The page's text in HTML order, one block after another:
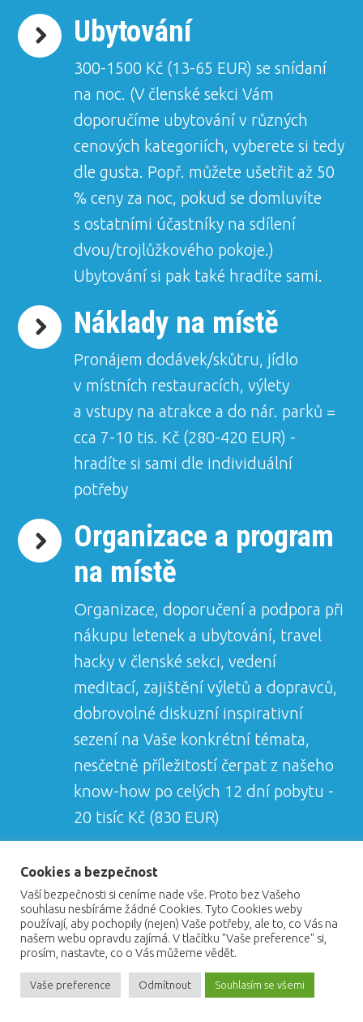
Ubytování
300-1500 Kč (13-65 EUR) se snídaní
na noc. (V členské sekci Vám
doporučíme ubytování v různých
cenových kategoriích, vyberete si tedy
dle gusta. Popř. můžete ušetřit až 50
% ceny za noc, pokud se domluvíte
s ostatními účastníky na sdílení
dvou/trojlůžkového pokoje.)
Ubytování si pak také hradíte sami.
Náklady na místě
Pronájem dodávek/skůtru, jídlo
v místních restauracích, výlety
a vstupy na atrakce a do nár. parků =
cca 7-10 tis. Kč (280-420 EUR) -
hradíte si sami dle individuální
potřeby
Organizace a program
na místě
Organizace, doporučení a podpora při
nákupu letenek a ubytování, travel
hacky v členské sekci, vedení
meditací, zajištění výletů a dopravců,
dobrovolné diskuzní inspirativní
sezení na Vaše konkrétní témata,
nesčetně příležitostí čerpat z našeho
know-how po celých 12 dní pobytu -
20 tisíc Kč (830 EUR)
Celkové náklady se vším všudy tedy vyjdou přibližně
doby pobytu a úrovně ubytování, které si zvolíte.
DŮLEŽITÉ: Pro účast na tomto retreatu je třeba být 100%
zdráv a v průměrné fyzické kondici! Poraďte se svým
lékařem.
Cookies a bezpečnost
Vaší bezpečnosti si ceníme nade vše. Proto bez Vašeho
souhlasu nesbíráme žádné Cookies. Tyto Cookies weby
používají, aby pochopily (nejen) Vaše potřeby, ale to, co Vás na
našem webu opravdu zajímá. V tlačítku "Vaše preference" si,
prosím, nastavte, co o Vás můžeme vědět.
Vaše preference Odmítnout Souhlasím se všemi